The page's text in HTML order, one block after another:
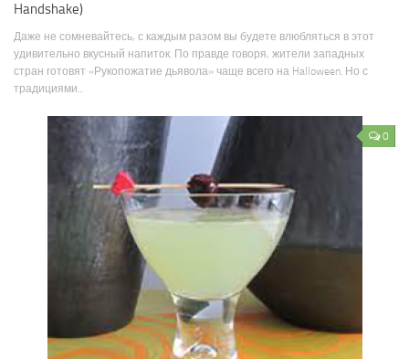
Handshake)
Даже не сомневайтесь, с каждым разом вы будете влюбляться в этот
удивительно вкусный напиток. По правде говоря, жители западных
стран готовят «Рукопожатие дьявола» чаще всего на Halloween. Но с
традициями...
0